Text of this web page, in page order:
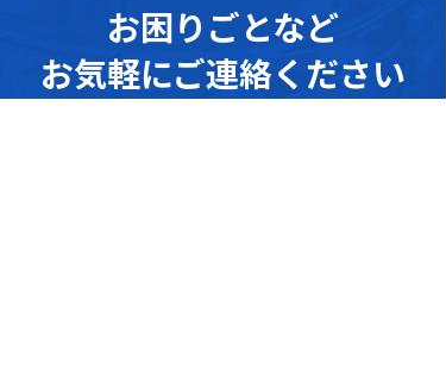
お困りごとなど
お気軽にご連絡ください